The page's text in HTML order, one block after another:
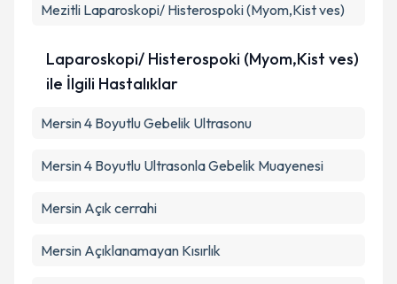
Kişisel verilerimin işlenmesine ilişkinAydınlatma
Mezitli Laparoskopi/ Histerospoki (Myom,Kist ves)
Laparoskopi/ Histerospoki (Myom,Kist ves)
ile İlgili Hastalıklar
Mersin 4 Boyutlu Gebelik Ultrasonu
Mersin 4 Boyutlu Ultrasonla Gebelik Muayenesi
Mersin Açık cerrahi
Mersin Açıklanamayan Kısırlık